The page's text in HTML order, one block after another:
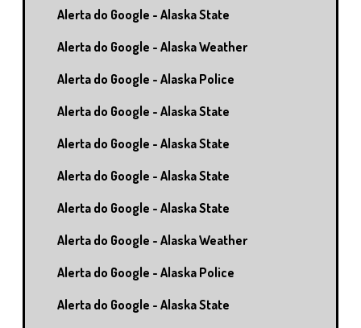
Alerta do Google - Alaska State
Alerta do Google - Alaska Weather
Alerta do Google - Alaska Police
Alerta do Google - Alaska State
Alerta do Google - Alaska State
Alerta do Google - Alaska State
Alerta do Google - Alaska State
Alerta do Google - Alaska Weather
Alerta do Google - Alaska Police
Alerta do Google - Alaska State